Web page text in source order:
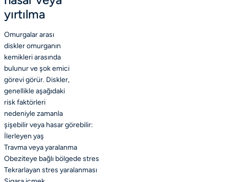
yırtılma
Omurgalar arası
diskler omurganın
kemikleri arasında
bulunur ve şok emici
görevi görür. Diskler,
genellikle aşağıdaki
risk faktörleri
nedeniyle zamanla
şişebilir veya hasar görebilir:
İlerleyen yaş
Travma veya yaralanma
Obeziteye bağlı bölgede stres
Tekrarlayan stres yaralanması